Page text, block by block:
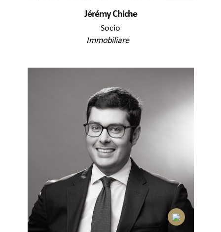
Jérémy Chiche
Socio
Immobiliare